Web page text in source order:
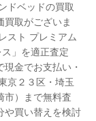
ドベッドの買取
買取がございま
スト プレミアム
」を適正査定
金でお支払い・
京２３区・埼玉
市）まで無料査
や買い替えを検討